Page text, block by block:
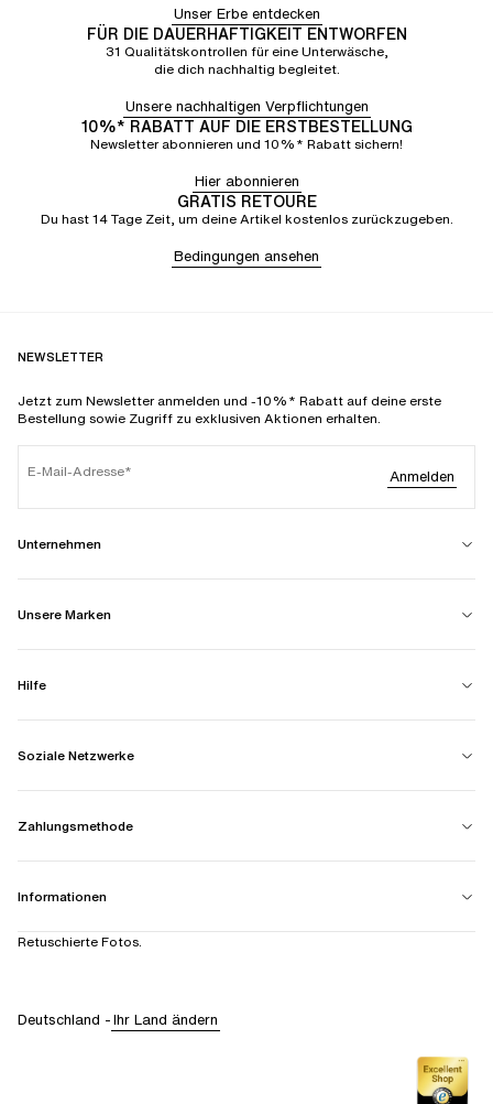
Unser Erbe entdecken
FÜR DIE DAUERHAFTIGKEIT ENTWORFEN
31 Qualitätskontrollen für eine Unterwäsche,
die dich nachhaltig begleitet.
Unsere nachhaltigen Verpflichtungen
10%* RABATT AUF DIE ERSTBESTELLUNG
Newsletter abonnieren und 10%* Rabatt sichern!
Hier abonnieren
GRATIS RETOURE
Du hast 14 Tage Zeit, um deine Artikel kostenlos zurückzugeben.
Bedingungen ansehen
NEWSLETTER
Jetzt zum Newsletter anmelden und -10%* Rabatt auf deine erste
Bestellung sowie Zugriff zu exklusiven Aktionen erhalten.
E-Mail-Adresse Anmelden
Unternehmen
Unsere Marken
Hilfe
Soziale Netzwerke
Zahlungsmethode
Informationen
Retuschierte Fotos.
Deutschland -Ihr Land ändern